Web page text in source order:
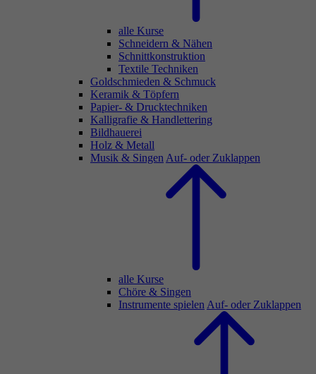
alle Kurse
Schneidern & Nähen
Schnittkonstruktion
Textile Techniken
Goldschmieden & Schmuck
Keramik & Töpfern
Papier- & Drucktechniken
Kalligrafie & Handlettering
Bildhauerei
Holz & Metall
Musik & Singen Auf- oder Zuklappen
alle Kurse
Chöre & Singen
Instrumente spielen Auf- oder Zuklappen